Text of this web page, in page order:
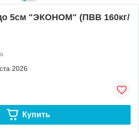
5см "ЭКОНОМ" (ПВВ 160кг/
2026
Купить